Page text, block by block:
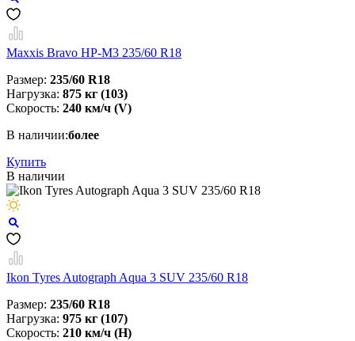
Maxxis Bravo HP-M3 235/60 R18
Размер: 235/60 R18
Нагрузка: 875 кг (103)
Скорость: 240 км/ч (V)
В наличии:более
Купить
В наличии
Ikon Tyres Autograph Aqua 3 SUV 235/60 R18
Размер: 235/60 R18
Нагрузка: 975 кг (107)
Скорость: 210 км/ч (H)